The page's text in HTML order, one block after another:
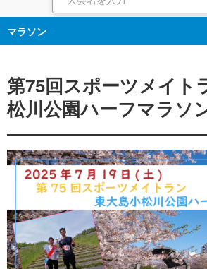
マラソン
第75回スポーツメイト
松川公園ハーフマラソ